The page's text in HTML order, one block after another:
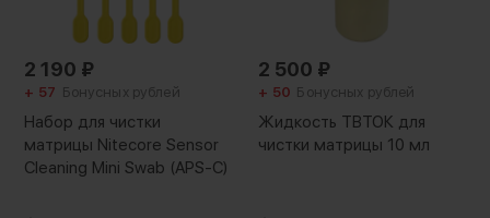
2 190 ₽
+ 57 Бонусных рублей
Набор для чистки
матрицы Nitecore Sensor
Cleaning Mini Swab (APS-C)
2 500 ₽
+ 50 Бонусных рублей
Жидкость ТВТОК для
чистки матрицы 10 мл